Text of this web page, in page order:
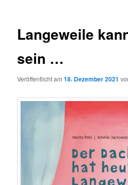
Langeweile
sein …
Veröffentlicht am18. Dezember 2021